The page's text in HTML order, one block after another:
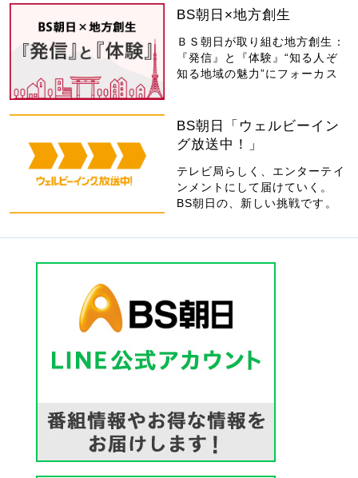
BS朝日×地方創生
ＢＳ朝日が取り組む地方創生：
『発信』と『体験』“知る人ぞ
知る地域の魅力”にフォーカス
BS朝日「ウェルビーイン
グ放送中！」
テレビ局らしく、エンターテイ
ンメントにして届けていく。
BS朝日の、新しい挑戦です。